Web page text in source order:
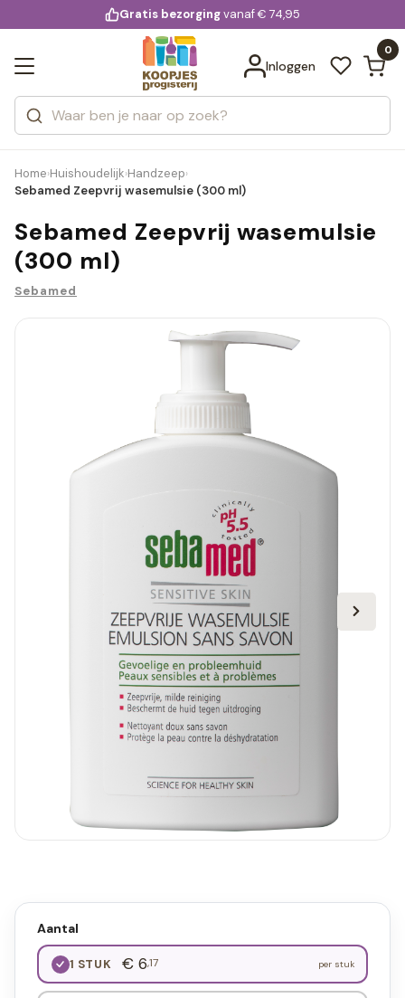
voor 20:00 uur besteld
Gratis bezorgingvanaf € 74,95
Inloggen
0
Zoeken
Categorieën
Merken
Bekijk alle resultaten
Home›Huishoudelijk›Handzeep›
Sebamed Zeepvrij wasemulsie (300 ml)
Sebamed Zeepvrij wasemulsie
(300 ml)
Sebamed
Aantal
1 STUK € 6,17 per stuk